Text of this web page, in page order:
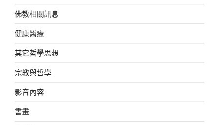
佛教相關訊息
健康醫療
其它哲學思想
宗教與哲學
影音內容
書畫